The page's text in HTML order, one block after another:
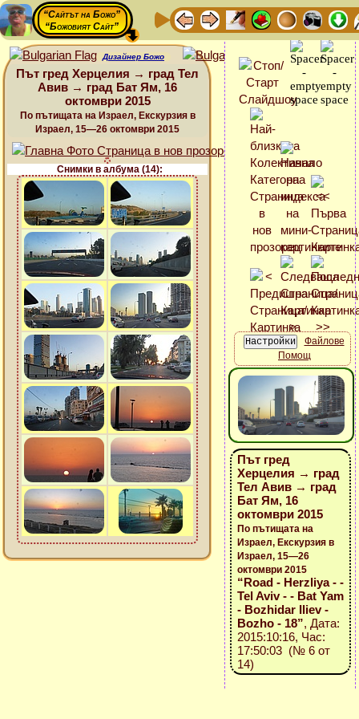
“Сайтът на Божо”
“Божовият Сайт”
Дизайнер Божо
Път гред Херцелия → град Тел
Авив → град Бат Ям, 16
октомври 2015
По пътищата на Израел, Екскурзия в
Израел, 15—26 октомври 2015
Снимки в албума (14):
Файлове
Помощ
Път гред
Херцелия → град
Тел Авив → град
Бат Ям, 16
октомври 2015
По пътищата на
Израел, Екскурзия в
Израел, 15—26
октомври 2015
“Road - Herzliya - -
Tel Aviv - - Bat Yam
- Bozhidar Iliev -
Bozho - 18”, Дата:
2015:10:16, Час:
17:50:03 (№ 6 от
14)